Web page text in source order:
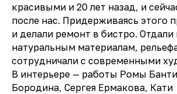
красивыми и 20 лет назад, и
после нас. Придерживаясь этого
и делали ремонт в бистро. Отдали
натуральным материалам,
сотрудничали с современными
В интерьере — работы Ромы
Бородина, Сергея Ермакова, Кати